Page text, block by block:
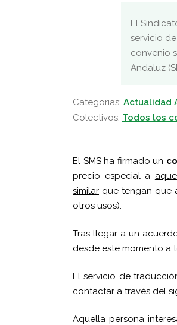
El
servicio
convenio
Andaluz
Categorias: Actualidad
Colectivos: Todos los
El SMS ha firmado un
precio especial a
similar que tengan que
otros usos).
Tras llegar a un
desde este momento a
El servicio de
contactar a través del
Aquella persona